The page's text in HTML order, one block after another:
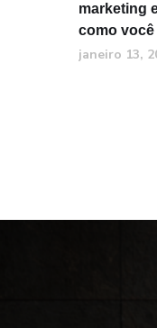
marketing
como
janeiro 13,